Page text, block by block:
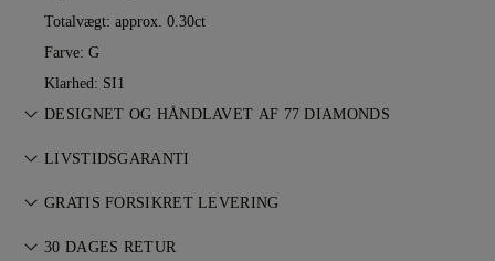
Totalvægt: approx. 0.30ct
Farve: G
Klarhed: SI1
DESIGNET OG HÅNDLAVET AF 77 DIAMONDS
Smykkekunst perfektioneret af 77 Diamonds — ét design ad
LIVSTIDSGARANTI
Ved køb hos 77 Diamonds får du livstidsgaranti mod
omkostninger. Sevilkår og betingelser
GRATIS FORSIKRET LEVERING
Al porto er gratis, uanset hvor du bor. Vi sender din vare
30 DAGES RETUR